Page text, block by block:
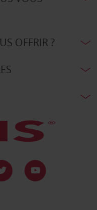
OFFRIR ?